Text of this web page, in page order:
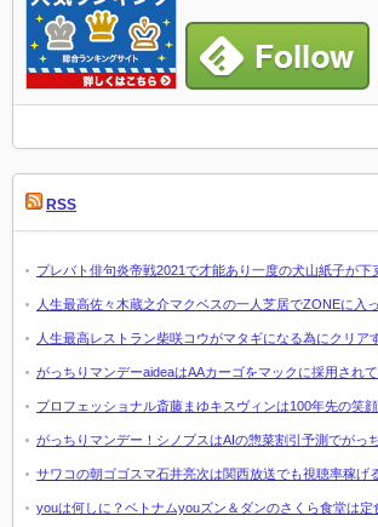
RSS
プレバト俳句炎帝戦2021で才能あり一度の犬山紙子が下
人生最高佐々木蔵之介マクベスの一人芝居でZONEに入っ
人生最高レストラン柴咲コウがマタギになる為にクリア
がっちりマンデーaideaはAAカーゴをマックに採用され
プロフェッショナル斎藤まゆキスヴィンは100年先の笑
がっちりマンデー！シノプスはAIの惣菜割引予測でがっ
サワコの朝ゴゴスマ石井亮次は関西放送でも視聴率稼げ
youは何しに？ベトナムyouズン＆ダンのさくら食堂は定